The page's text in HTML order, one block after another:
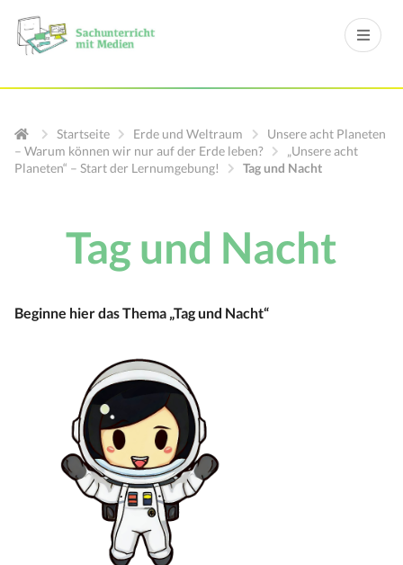
Startseite Erde und Weltraum
Unsere acht Planeten
– Warum können wir nur auf der Erde leben?
„Unsere acht
Planeten“ – Start der Lernumgebung!
Tag und Nacht
Tag und Nacht
Beginne hier das Thema „Tag und Nacht“